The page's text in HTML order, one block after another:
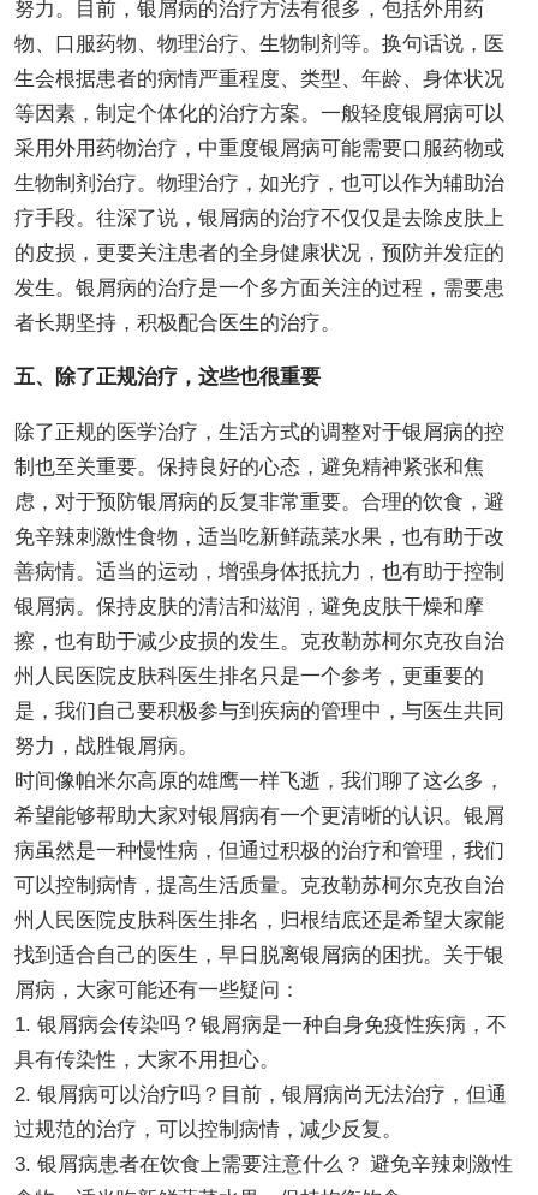
努力。目前，银屑病的治疗方法有很多，包括外用药
物、口服药物、物理治疗、生物制剂等。换句话说，医
生会根据患者的病情严重程度、类型、年龄、身体状况
等因素，制定个体化的治疗方案。一般轻度银屑病可以
采用外用药物治疗，中重度银屑病可能需要口服药物或
生物制剂治疗。物理治疗，如光疗，也可以作为辅助治
疗手段。往深了说，银屑病的治疗不仅仅是去除皮肤上
的皮损，更要关注患者的全身健康状况，预防并发症的
发生。银屑病的治疗是一个多方面关注的过程，需要患
者长期坚持，积极配合医生的治疗。
五、除了正规治疗，这些也很重要
除了正规的医学治疗，生活方式的调整对于银屑病的控
制也至关重要。保持良好的心态，避免精神紧张和焦
虑，对于预防银屑病的反复非常重要。合理的饮食，避
免辛辣刺激性食物，适当吃新鲜蔬菜水果，也有助于改
善病情。适当的运动，增强身体抵抗力，也有助于控制
银屑病。保持皮肤的清洁和滋润，避免皮肤干燥和摩
擦，也有助于减少皮损的发生。克孜勒苏柯尔克孜自治
州人民医院皮肤科医生排名只是一个参考，更重要的
是，我们自己要积极参与到疾病的管理中，与医生共同
努力，战胜银屑病。
时间像帕米尔高原的雄鹰一样飞逝，我们聊了这么多，
希望能够帮助大家对银屑病有一个更清晰的认识。银屑
病虽然是一种慢性病，但通过积极的治疗和管理，我们
可以控制病情，提高生活质量。克孜勒苏柯尔克孜自治
州人民医院皮肤科医生排名，归根结底还是希望大家能
找到适合自己的医生，早日脱离银屑病的困扰。关于银
屑病，大家可能还有一些疑问：
1. 银屑病会传染吗？银屑病是一种自身免疫性疾病，不
具有传染性，大家不用担心。
2. 银屑病可以治疗吗？目前，银屑病尚无法治疗，但通
过规范的治疗，可以控制病情，减少反复。
3. 银屑病患者在饮食上需要注意什么？ 避免辛辣刺激性